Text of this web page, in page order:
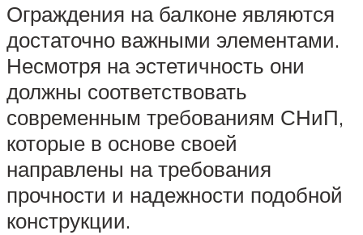
Ограждения на балконе являются
достаточно важными элементами.
Несмотря на эстетичность они
должны соответствовать
современным требованиям СНиП,
которые в основе своей
направлены на требования
прочности и надежности подобной
конструкции.